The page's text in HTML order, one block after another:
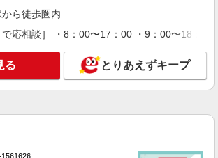
央区＊即日勤務･お試し勤務OK◎シニアマン
ションSTAFF
時給1500円〜2125円 ＜日払い有/週払い有/交
費全支給(ガソリン代含む)＞
大阪市中央区
ら徒歩圏内
で応相談］ ・8：00〜17：00 ・9：00〜18：
る とりあえずキープ